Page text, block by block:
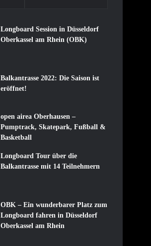
Longboard Session in Düsseldorf
Oberkassel am Rhein (OBK)
Balkantrasse 2022: Die Saison ist
eröffnet!
open airea Oberhausen –
Pumptrack, Skatepark, Fußball &
Basketball
Longboard Tour über die
Balkantrasse mit 14 Teilnehmern
OBK – Ein wunderbarer Platz zum
Longboard fahren in Düsseldorf
Oberkassel am Rhein